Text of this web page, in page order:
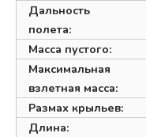
Дальность
полета:
Масса пустого:
Максимальная
взлетная масса:
Размах крыльев:
Длина: